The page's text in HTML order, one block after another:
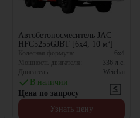
Автобетоносмеситель JAC
HFC5255GJBT [6x4, 10 м³]
Колёсная формула:
6x4
Мощность двигателя:
336 л.с.
Двигатель:
Weichai
В наличии
Цена по запросу
Узнать цену